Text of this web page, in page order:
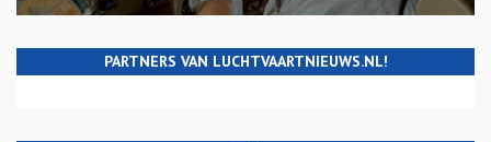
PARTNERS VAN LUCHTVAARTNIEUWS.NL!